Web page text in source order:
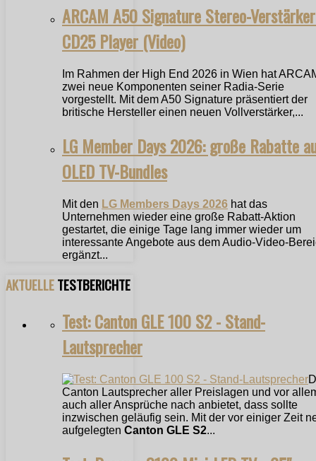
ARCAM A50 Signature Stereo-
CD25 Player (Video)
Im Rahmen der High End 2026 in Wien hat
zwei neue Komponenten seiner Radia-Serie
vorgestellt. Mit dem A50 Signature präsentiert der
britische Hersteller einen neuen Vollverstärker,...
LG Member Days 2026: große Rabatte
OLED TV-Bundles
Mit den LG Members Days 2026 hat das
Unternehmen wieder eine große Rabatt-Aktion
gestartet, die einige Tage lang immer wieder um
interessante Angebote aus dem Audio-Video-
ergänzt...
AKTUELLETESTBERICHTE
Test: Canton GLE 100 S2 - Stand-
Lautsprecher
Canton Lautsprecher aller Preislagen und vor
auch aller Ansprüche nach anbietet, dass sollte
inzwischen geläufig sein. Mit der vor einiger Zeit
aufgelegten Canton GLE S2...